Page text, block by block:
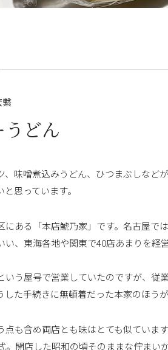
どん
、味噌煮込みうどん、ひつまぶしなど
思っています。
にある「本店鯱乃家」です。名古屋で
い、東海各地や関東で40店あまりを
いう屋号で営業していたのですが、従
た手続きに無頓着だった本家のほう
も含め両店とも味はとても似ていま
。開店した昭和の頃そのままな佇ま